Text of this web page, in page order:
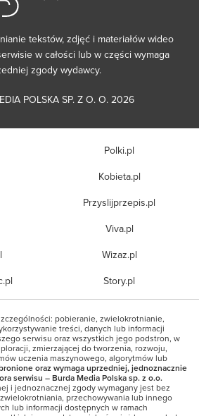
tekstów, zdjęć i materiałów wideo
w całości lub w części wymaga
zgody wydawcy.
POLSKA SP. Z O. O. 2026
Polki.pl
Kobieta.pl
Przyslijprzepis.pl
Viva.pl
Wizaz.pl
Story.pl
pobieranie, zwielokrotnianie,
treści, danych lub informacji
serwisu oraz wszystkich jego podstron, w
zmierzającej do tworzenia, rozwoju,
uczenia maszynowego, algorytmów lub
oraz wymaga uprzedniej, jednoznacznie
serwisu – Burda Media Polska sp. z o.o.
i jednoznacznej zgody wymagany jest bez
przechowywania lub innego
lub informacji dostępnych w ramach